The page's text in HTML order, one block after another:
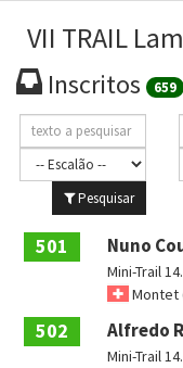
VII TRAIL
Inscritos 659
Pesquisar
501 Nuno
Mini-Trail
Montet
502 Alfredo
Mini-Trail